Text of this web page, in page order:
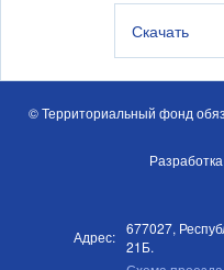
Скачать
© Территориальный фонд
Адрес: 677027,
21Б.